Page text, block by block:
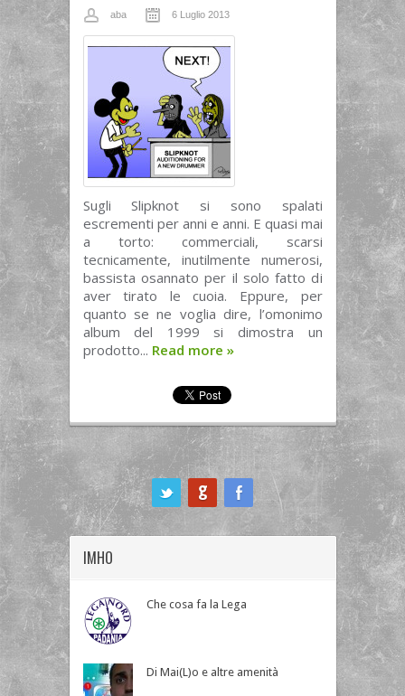
aba 6 Luglio 2013
Sugli Slipknot si sono spalati
escrementi per anni e anni. E quasi mai
a torto: commerciali, scarsi
tecnicamente, inutilmente numerosi,
bassista osannato per il solo fatto di
aver tirato le cuoia. Eppure, per
quanto se ne voglia dire, l’omonimo
album del 1999 si dimostra un
prodotto... Read more »
IMHO
Che cosa fa la Lega
Di Mai(L)o e altre amenità